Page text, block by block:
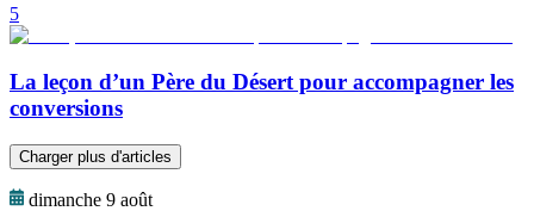
5
La leçon d’un Père du Désert pour accompagner les
conversions
Charger plus d'articles
dimanche 9 août